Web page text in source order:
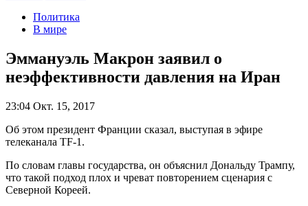
Политика
В мире
Эммануэль Макрон заявил о
неэффективности давления на Иран
23:04 Окт. 15, 2017
Об этом президент Франции сказал, выступая в эфире
телеканала TF-1.
По словам главы государства, он объяснил Дональду Трампу,
что такой подход плох и чреват повторением сценария с
Северной Кореей.